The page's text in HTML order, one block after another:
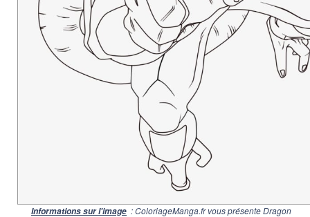
Informations sur l'image : ColoriageManga.fr vous présente Dragon